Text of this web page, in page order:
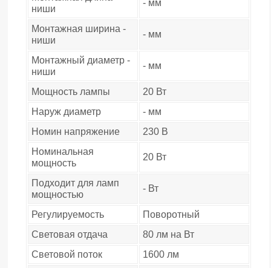
ниши
- мм
Монтажная ширина -
ниши
- мм
Монтажный диаметр -
ниши
- мм
Мощность лампы
20 Вт
Наруж диаметр
- мм
Номин напряжение
230 В
Номинальная
мощность
20 Вт
Подходит для ламп
мощностью
- Вт
Регулируемость
Поворотный
Световая отдача
80 лм на Вт
Световой поток
1600 лм